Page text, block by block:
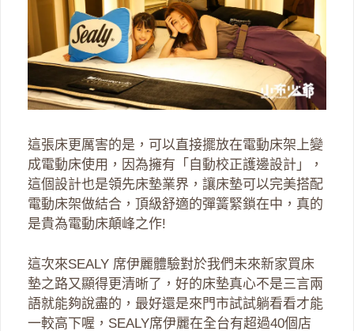
這張床更厲害的是，可以直接擺放在電動床架上變
成電動床使用，因為擁有「自動校正護邊設計」，
這個設計也是領先床墊業界，讓床墊可以完美搭配
電動床架做結合，頂級舒適的彈簧緊鎖在中，真的
是貴為電動床顛峰之作!
這次來SEALY 席伊麗體驗對於我們未來新家買床
墊之路又顯得更清晰了，好的床墊真心不是三言兩
語就能夠說盡的，最好還是來門市試試躺看看才能
一較高下喔，SEALY席伊麗在全台有超過40個店